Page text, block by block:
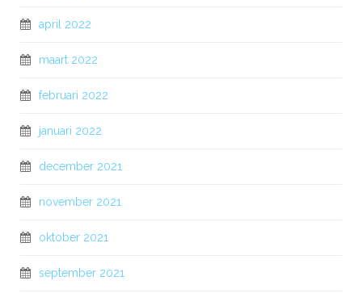
april 2022
maart 2022
februari 2022
januari 2022
december 2021
november 2021
oktober 2021
september 2021